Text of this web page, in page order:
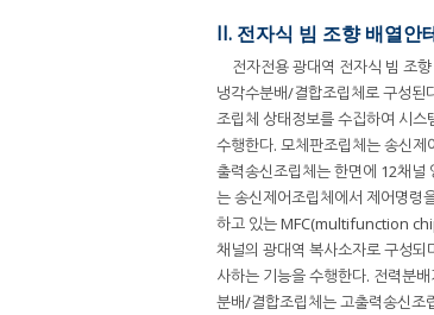
II. 전자식 빔 조향 배열안
전자전용 광대역 전자식 빔 조
냉각수분배/결합조립체로 구성된
조립체 상태정보를 수집하여 시
수행한다. 모체판조립체는 송신
출력송신조립체는 한면에 12채널
는 송신제어조립체에서 제어명령
하고 있는 MFC(multifunction
채널의 광대역 복사소자로 구성
사하는 기능을 수행한다. 전력분
분배/결합조립체는 고출력송신조